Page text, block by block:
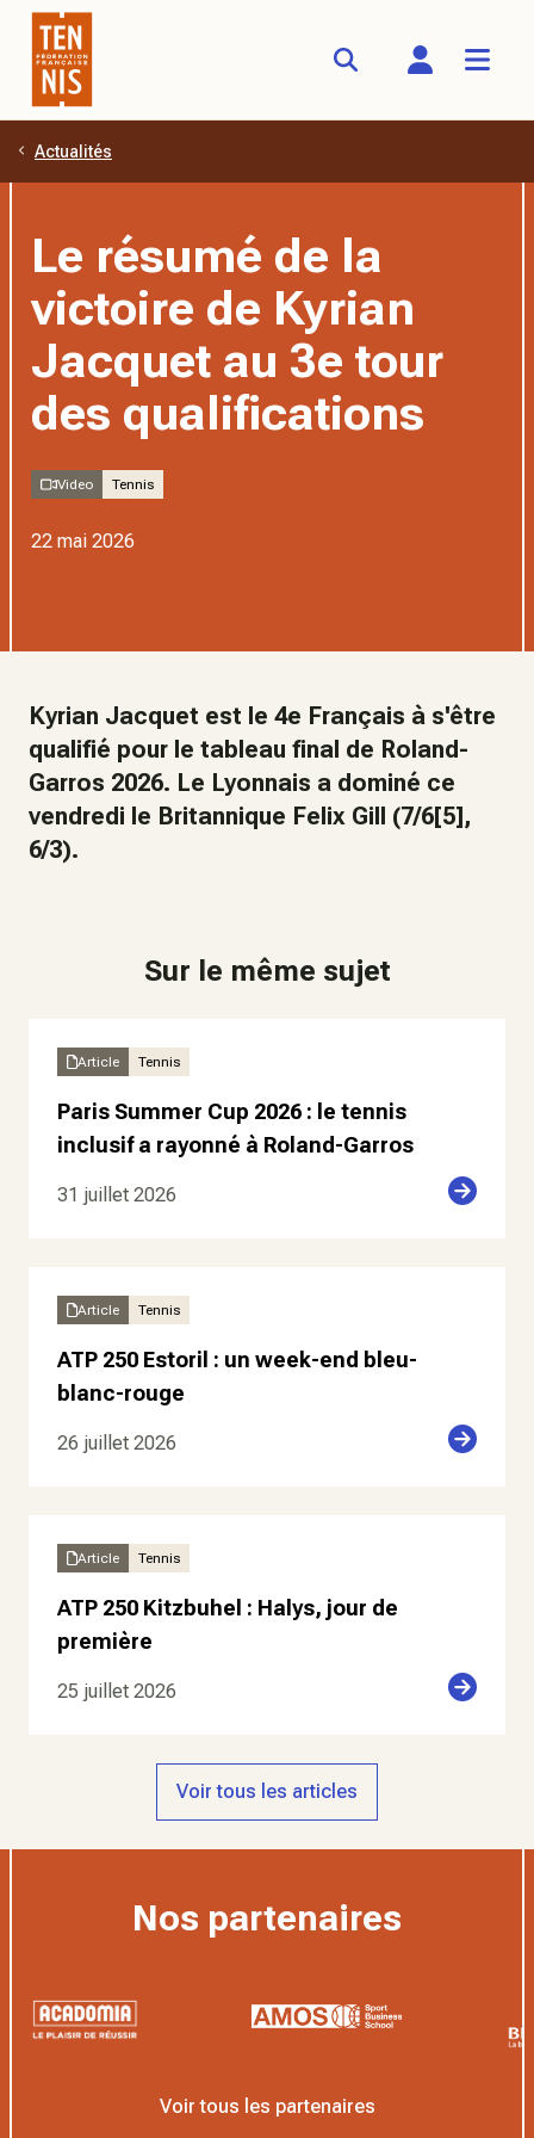
Aller au contenu principal
Actualités
Le résumé de la
victoire de Kyrian
Jacquet au 3e tour
des qualifications
Video Tennis
22 mai 2026
Kyrian Jacquet est le 4e Français à s'être
qualifié pour le tableau final de Roland-
Garros 2026. Le Lyonnais a dominé ce
vendredi le Britannique Felix Gill (7/6[5],
6/3).
Sur le même sujet
Article Tennis
Paris Summer Cup 2026 : le tennis
inclusif a rayonné à Roland-Garros
31 juillet 2026
Article Tennis
ATP 250 Estoril : un week-end bleu-
blanc-rouge
26 juillet 2026
Article Tennis
ATP 250 Kitzbuhel : Halys, jour de
première
25 juillet 2026
Voir tous les articles
Nos partenaires
Voir tous les partenaires